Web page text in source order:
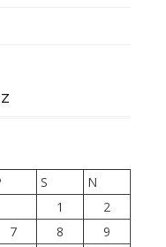
S
N
1
2
7 8
9